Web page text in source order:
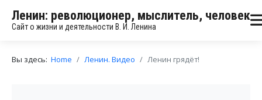
Ленин: революционер, мыслитель, человек
Сайт о жизни и деятельности В. И. Ленина
Вы здесь: Home Ленин. Видео Ленин грядёт!